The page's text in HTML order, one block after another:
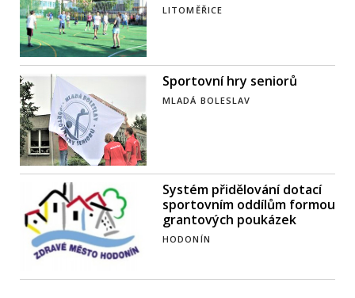
LITOMĚŘICE
Sportovní hry seniorů
MLADÁ BOLESLAV
Systém přidělování dotací
sportovním oddílům formou
grantových poukázek
HODONÍN